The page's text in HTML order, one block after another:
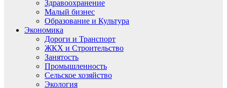
Здравоохранение
Малый бизнес
Образование и Культура
Экономика
Дороги и Транспорт
ЖКХ и Строительство
Занятость
Промышленность
Сельское хозяйство
Экология